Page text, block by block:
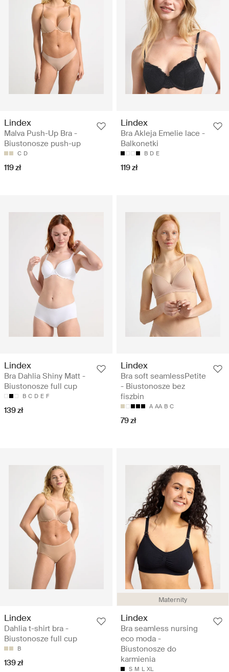
Lindex
Malva Push-Up Bra -
Biustonosze push-up
C D
119 zł
Lindex
Bra Akleja Emelie lace -
Balkonetki
B D E
119 zł
Lindex
Bra Dahlia Shiny Matt -
Biustonosze full cup
B C D E F
139 zł
Lindex
Bra soft seamlessPetite
- Biustonosze bez
fiszbin
A AA B C
79 zł
Lindex
Dahlia t-shirt bra -
Biustonosze full cup
B
139 zł
Maternity
Lindex
Bra seamless nursing
eco moda -
Biustonosze do
karmienia
S M L XL